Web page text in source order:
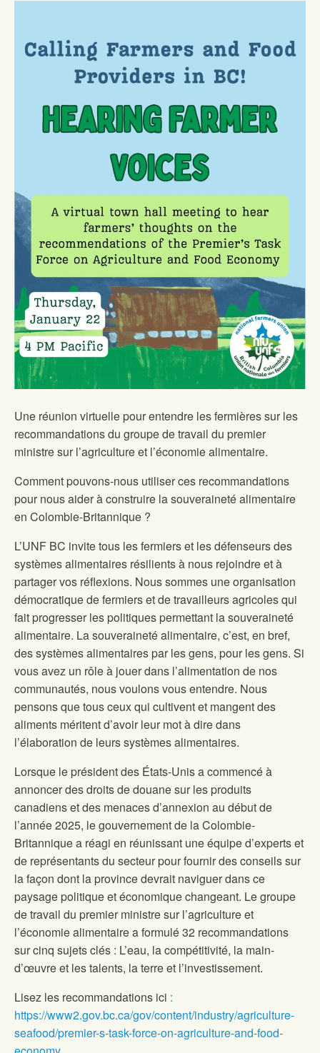
Une réunion virtuelle pour entendre les fermières sur les
recommandations du groupe de travail du premier
ministre sur l’agriculture et l’économie alimentaire.
Comment pouvons-nous utiliser ces recommandations
pour nous aider à construire la souveraineté alimentaire
en Colombie-Britannique ?
L’UNF BC invite tous les fermiers et les défenseurs des
systèmes alimentaires résilients à nous rejoindre et à
partager vos réflexions. Nous sommes une organisation
démocratique de fermiers et de travailleurs agricoles qui
fait progresser les politiques permettant la souveraineté
alimentaire. La souveraineté alimentaire, c’est, en bref,
des systèmes alimentaires par les gens, pour les gens. Si
vous avez un rôle à jouer dans l’alimentation de nos
communautés, nous voulons vous entendre. Nous
pensons que tous ceux qui cultivent et mangent des
aliments méritent d’avoir leur mot à dire dans
l’élaboration de leurs systèmes alimentaires.
Lorsque le président des États-Unis a commencé à
annoncer des droits de douane sur les produits
canadiens et des menaces d’annexion au début de
l’année 2025, le gouvernement de la Colombie-
Britannique a réagi en réunissant une équipe d’experts et
de représentants du secteur pour fournir des conseils sur
la façon dont la province devrait naviguer dans ce
paysage politique et économique changeant. Le groupe
de travail du premier ministre sur l’agriculture et
l’économie alimentaire a formulé 32 recommandations
sur cinq sujets clés : L’eau, la compétitivité, la main-
d’œuvre et les talents, la terre et l’investissement.
Lisez les recommandations ici :
https://www2.gov.bc.ca/gov/content/industry/agriculture-
seafood/premier-s-task-force-on-agriculture-and-food-